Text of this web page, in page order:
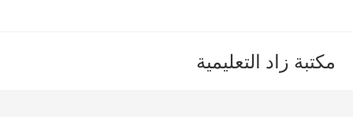
مكتبة زاد التعليمية